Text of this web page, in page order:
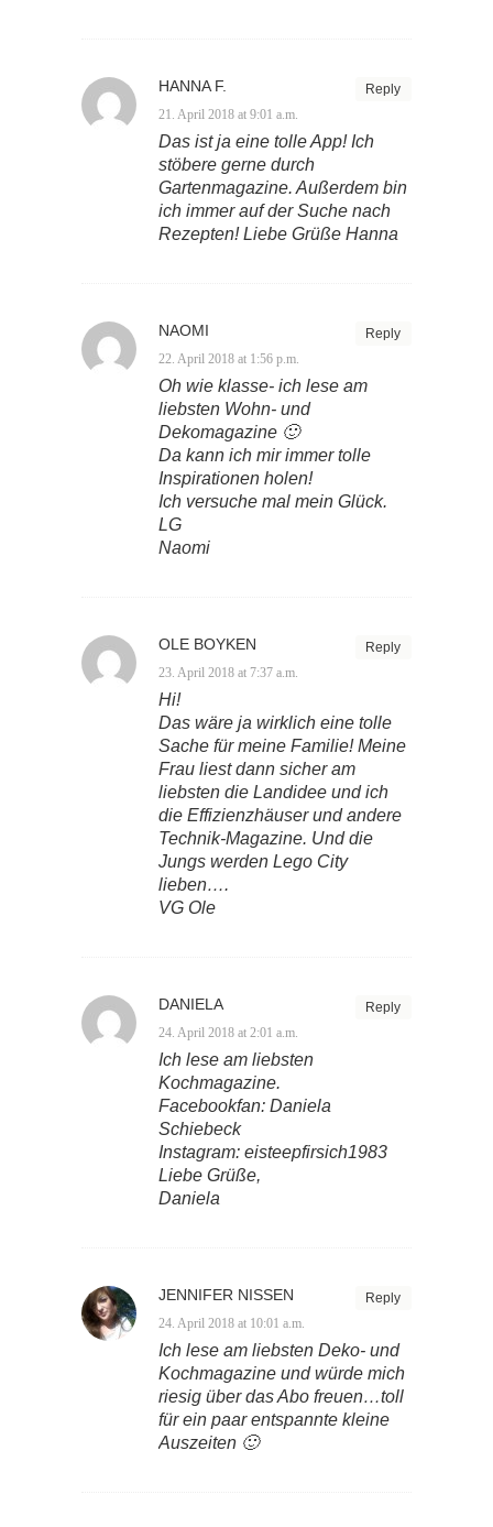
Reply
HANNA F.
21. April 2018 at 9:01 a.m.
Das ist ja eine tolle App! Ich
stöbere gerne durch
Gartenmagazine. Außerdem bin
ich immer auf der Suche nach
Rezepten! Liebe Grüße Hanna
Reply
NAOMI
22. April 2018 at 1:56 p.m.
Oh wie klasse- ich lese am
liebsten Wohn- und
Dekomagazine 🙂
Da kann ich mir immer tolle
Inspirationen holen!
Ich versuche mal mein Glück.
LG
Naomi
Reply
OLE BOYKEN
23. April 2018 at 7:37 a.m.
Hi!
Das wäre ja wirklich eine tolle
Sache für meine Familie! Meine
Frau liest dann sicher am
liebsten die Landidee und ich
die Effizienzhäuser und andere
Technik-Magazine. Und die
Jungs werden Lego City
lieben….
VG Ole
Reply
DANIELA
24. April 2018 at 2:01 a.m.
Ich lese am liebsten
Kochmagazine.
Facebookfan: Daniela
Schiebeck
Instagram: eisteepfirsich1983
Liebe Grüße,
Daniela
Reply
JENNIFER NISSEN
24. April 2018 at 10:01 a.m.
Ich lese am liebsten Deko- und
Kochmagazine und würde mich
riesig über das Abo freuen…toll
für ein paar entspannte kleine
Auszeiten 🙂